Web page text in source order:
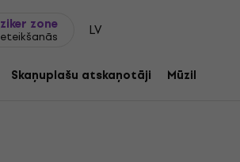
zone LV
Skaņuplašu atskaņotāji Mūzikas
(LP)